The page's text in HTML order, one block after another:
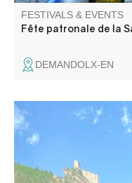
FESTIVALS & EVENTS
Fête patronale de la
DEMANDOLX-EN
Let Madeleine Garcin
streets and discover
stronghold.